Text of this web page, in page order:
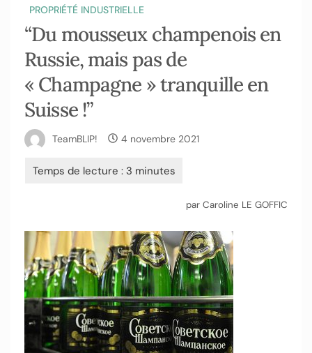
PROPRIÉTÉ INDUSTRIELLE
“Du mousseux champenois en
Russie, mais pas de
« Champagne » tranquille en
Suisse !”
TeamBLIP! 4 novembre 2021
par Caroline LE GOFFIC